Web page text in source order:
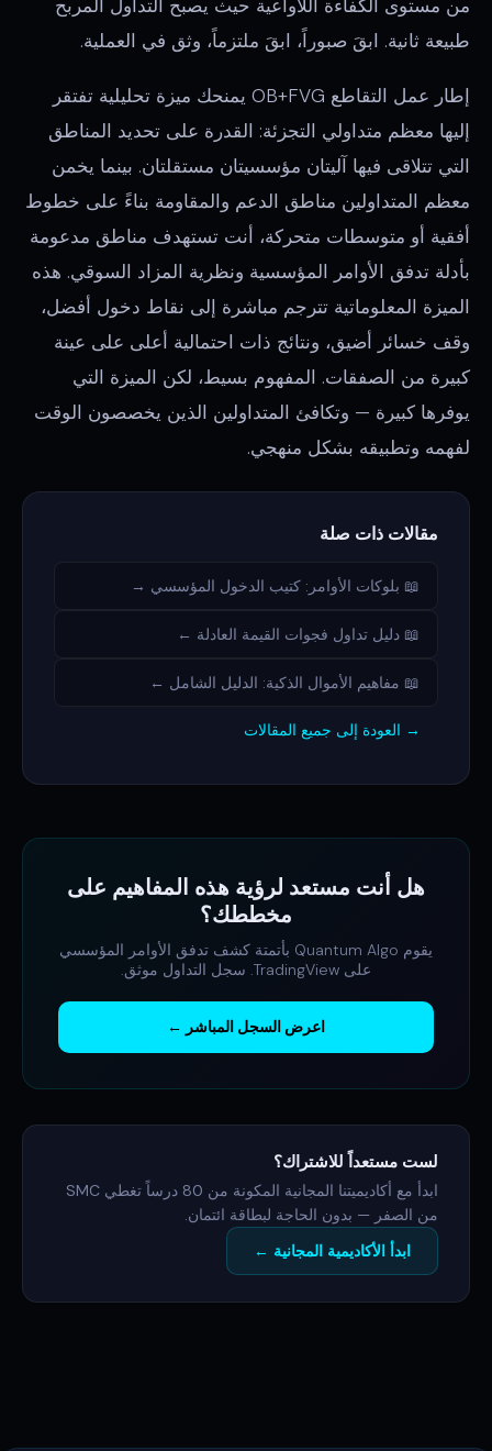
من مستوى الكفاءة اللاواعية حيث يصبح التداول المربح
طبيعة ثانية. ابقَ صبوراً، ابقَ ملتزماً، وثق في العملية.
إطار عمل التقاطع OB+FVG يمنحك ميزة تحليلية تفتقر
إليها معظم متداولي التجزئة: القدرة على تحديد المناطق
التي تتلاقى فيها آليتان مؤسسيتان مستقلتان. بينما يخمن
معظم المتداولين مناطق الدعم والمقاومة بناءً على خطوط
أفقية أو متوسطات متحركة، أنت تستهدف مناطق مدعومة
بأدلة تدفق الأوامر المؤسسية ونظرية المزاد السوقي. هذه
الميزة المعلوماتية تترجم مباشرة إلى نقاط دخول أفضل،
وقف خسائر أضيق، ونتائج ذات احتمالية أعلى على عينة
كبيرة من الصفقات. المفهوم بسيط، لكن الميزة التي
يوفرها كبيرة — وتكافئ المتداولين الذين يخصصون الوقت
لفهمه وتطبيقه بشكل منهجي.
مقالات ذات صلة
📖 بلوكات الأوامر: كتيب الدخول المؤسسي →
📖 دليل تداول فجوات القيمة العادلة ←
📖 مفاهيم الأموال الذكية: الدليل الشامل ←
→ العودة إلى جميع المقالات
هل أنت مستعد لرؤية هذه المفاهيم على
مخططك؟
يقوم Quantum Algo بأتمتة كشف تدفق الأوامر المؤسسي
على TradingView. سجل التداول موثق.
اعرض السجل المباشر ←
لست مستعداً للاشتراك؟
ابدأ مع أكاديميتنا المجانية المكونة من 80 درساً تغطي SMC
من الصفر — بدون الحاجة لبطاقة ائتمان.
ابدأ الأكاديمية المجانية ←